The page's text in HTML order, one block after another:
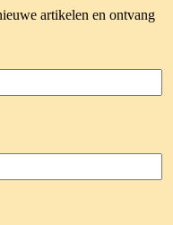
artikelen en ontvang